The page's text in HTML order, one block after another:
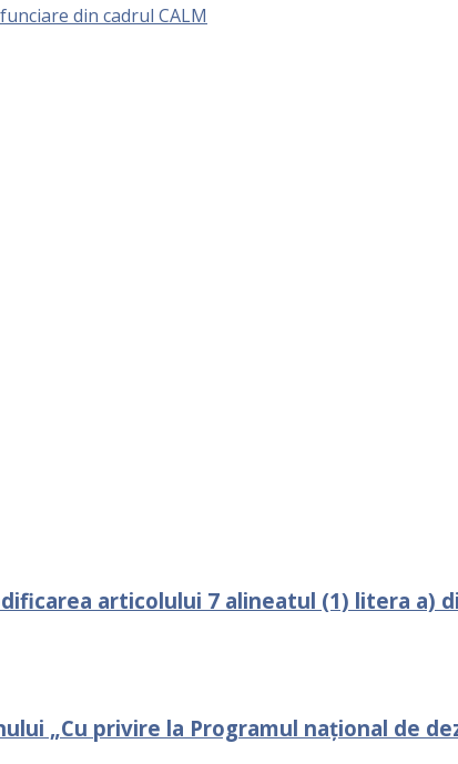
din cadrul CALM
articolului 7 alineatul (1) litera a)
„Cu privire la Programul național de